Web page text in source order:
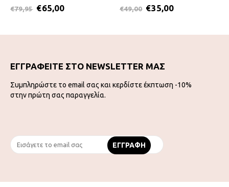
€79,95 €65,00 €49,00 €35,00
ΕΓΓΡΑΦΕΙΤΕ ΣΤΟ NEWSLETTER ΜΑΣ
Συμπληρώστε το email σας και κερδίστε έκπτωση -10%
στην πρώτη σας παραγγελία.